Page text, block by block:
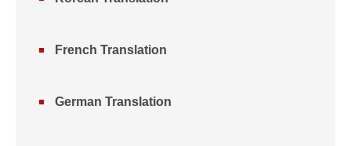
French Translation
German Translation